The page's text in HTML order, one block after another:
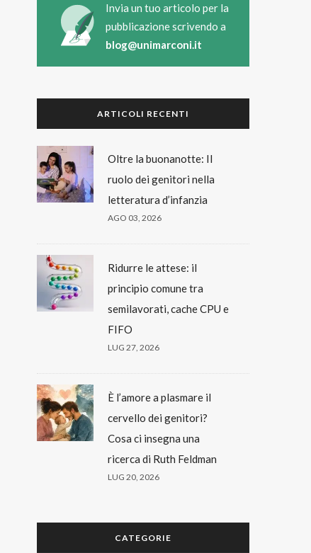
Invia un tuo articolo per la
pubblicazione scrivendo a
blog@unimarconi.it
ARTICOLI RECENTI
Oltre la buonanotte: Il
ruolo dei genitori nella
letteratura d’infanzia
AGO 03, 2026
Ridurre le attese: il
principio comune tra
semilavorati, cache CPU e
FIFO
LUG 27, 2026
È l’amore a plasmare il
cervello dei genitori?
Cosa ci insegna una
ricerca di Ruth Feldman
LUG 20, 2026
CATEGORIE